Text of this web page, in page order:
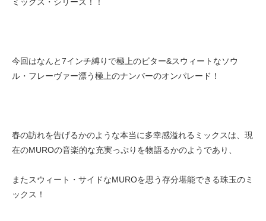
今回はなんと7インチ縛りで極上のビター&スウィートなソウ
ル・フレーヴァー漂う極上のナンバーのオンパレード！
春の訪れを告げるかのような本当に多幸感溢れるミックスは、現
在のMUROの音楽的な充実っぷりを物語るかのようであり、
またスウィート・サイドなMUROを思う存分堪能できる珠玉のミ
ックス！